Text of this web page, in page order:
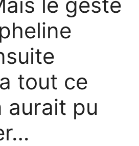
tout ce
aurait pu